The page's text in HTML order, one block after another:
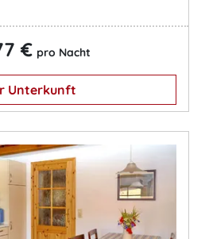
€ pro Nacht
Unterkunft